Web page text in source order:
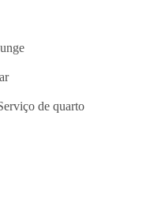
de quarto